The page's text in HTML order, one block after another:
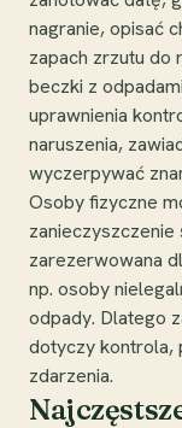
nagranie, opisać
zapach zrzutu do
beczki z
uprawnienia
naruszenia,
wyczerpywać
Osoby fizyczne
zarezerwowana
np. osoby
odpady. Dlatego
dotyczy kontrola,
zdarzenia.